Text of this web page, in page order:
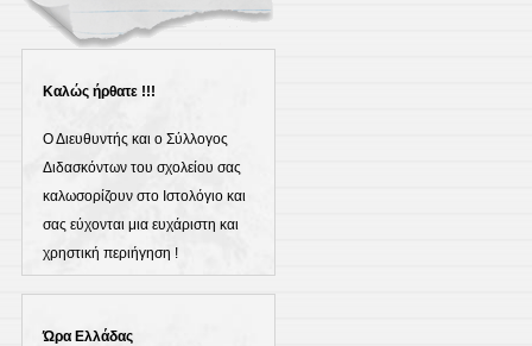
Καλώς ήρθατε !!!
Ο Διευθυντής και ο Σύλλογος
Διδασκόντων του σχολείου σας
καλωσορίζουν στο Ιστολόγιο και
σας εύχονται μια ευχάριστη και
χρηστική περιήγηση !
Ώρα Ελλάδας